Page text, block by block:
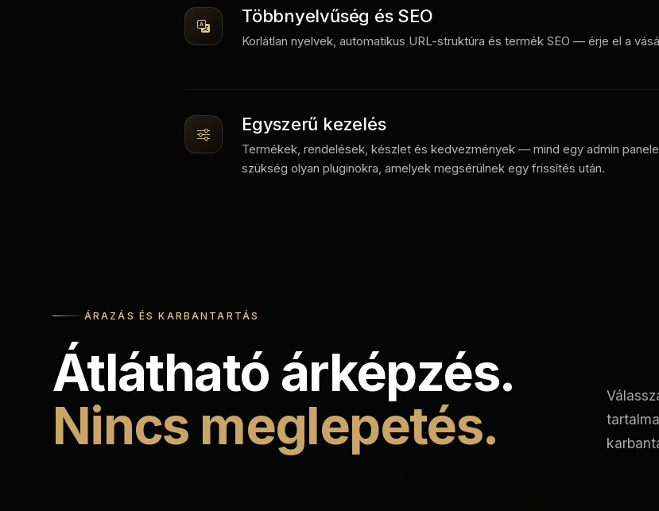
Többnyelvűség és SEO
Korlátlan nyelvek, automatikus URL-struktúra és termék SEO — érje el a
Egyszerű kezelés
Termékek, rendelések, készlet és kedvezmények — mind egy admin
szükség olyan pluginokra, amelyek megsérülnek egy frissítés után.
ÁRAZÁS ÉS KARBANTARTÁS
Átlátható árképzés.
Nincs meglepetés.